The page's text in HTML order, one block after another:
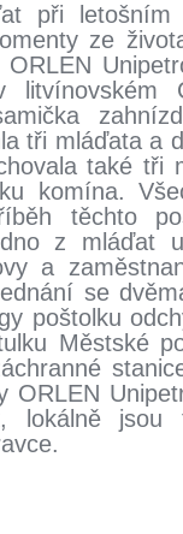
při letošním
ze
tři mláďata a
také tři
komína.
těchto
z mláďat
a
se
poštolku
Městské
ORLEN
lokálně jsou